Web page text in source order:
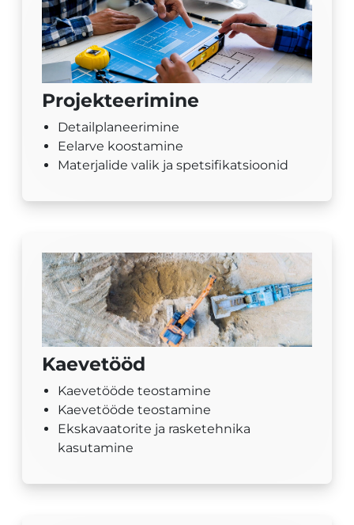
Projekteerimine
Detailplaneerimine
Eelarve koostamine
Materjalide valik ja spetsifikatsioonid
Kaevetööd
Kaevetööde teostamine
Kaevetööde teostamine
Ekskavaatorite ja rasketehnika
kasutamine